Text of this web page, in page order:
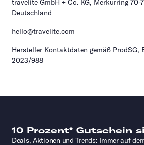
travelite GmbH + Co. KG, Merkurring 70-
Deutschland
hello@travelite.com
Hersteller Kontaktdaten gemäß ProdSG,
2023/988
10 Prozent* Gutschein
Deals, Aktionen und Trends: Immer auf